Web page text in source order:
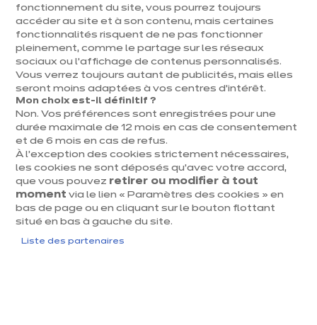
Cuisiniste Brabant Flamand
Cuisiniste Flandre Occidentale
Cuisiniste Limbourg
fonctionnement du site, vous pourrez toujours
accéder au site et à son contenu, mais certaines
fonctionnalités risquent de ne pas fonctionner
pleinement, comme le partage sur les réseaux
sociaux ou l’affichage de contenus personnalisés.
Vous verrez toujours autant de publicités, mais elles
seront moins adaptées à vos centres d’intérêt.
Mon choix est-il définitif ?
Non. Vos préférences sont enregistrées pour une
durée maximale de 12 mois en cas de consentement
et de 6 mois en cas de refus.
À l’exception des cookies strictement nécessaires,
les cookies ne sont déposés qu’avec votre accord,
que vous pouvez retirer ou modifier à tout
moment via le lien « Paramètres des cookies » en
bas de page ou en cliquant sur le bouton flottant
situé en bas à gauche du site.
Liste des partenaires